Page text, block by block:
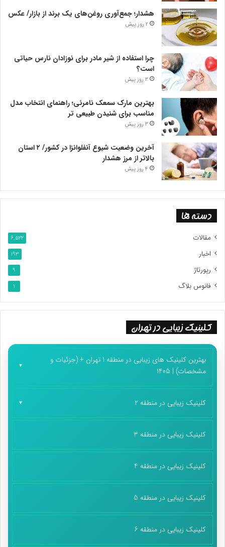
هشدار؛ جمع‌آوری روغن‌های یک برند از بازار/ عکس
2 روز پیش
چرا استفاده از شیر مادر برای نوزادان نارس حیاتی
است؟
3 روز پیش
بهترین مارک سمعک نامرئی؛ راهنمای انتخاب مدل
مناسب برای شنیدن طبیعی تر
3 روز پیش
آخرین وضعیت شیوع آنفلوانزا در کشور/ ۲ استان
بالاتر از مرز هشدار
4 روز پیش
دسته ها
مقالات 6,522
اخبار 193
رپورتاژ 9
فانوس بلاگ 1
کلینیک زیبایی در تهران
بهترین کلینیک های زیبایی در منطقه 1 تهران + (جزئیات و
مشخصات) | 1405
کلینیک زیبایی در منطقه 2
کلینیک زیبایی در منطقه 3
کلینیک زیبایی در منطقه 4
کلینیک زیبایی در منطقه 5
کلینیک زیبایی در منطقه 6